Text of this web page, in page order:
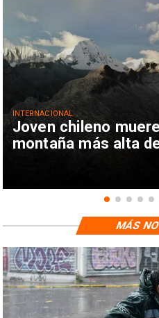
Joven chileno
montaña más alta
INTERNACIONAL
MÁS